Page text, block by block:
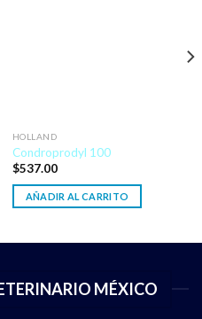
HOLLAND
Condroprodyl 100
$537.00
AÑADIR AL CARRITO
MÉXICO